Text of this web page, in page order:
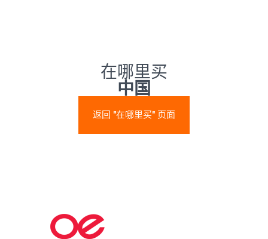
在哪里买
中国
返回 "在哪里买" 页面